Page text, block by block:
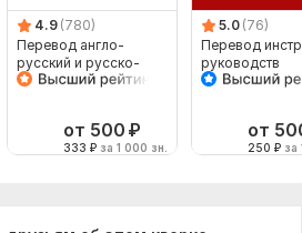
4.9 (780)
Перевод англо-
русский и русско-
английский
от 500 ₽
333 ₽ за 1 000 зн.
5.0 (76)
Перевод
руководств
от
250 ₽ за